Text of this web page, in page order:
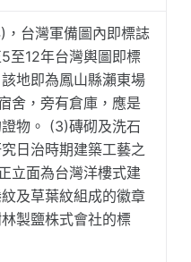
，台灣軍備圖內即標誌
至12年台灣輿圖即標
地即為鳳山縣瀨東場
舍，旁有倉庫，應是
物。 (3)磚砌及洗石
日治時期建築工藝之
立面為台灣洋樓式建
及草葉紋組成的徽章
製鹽株式會社的標